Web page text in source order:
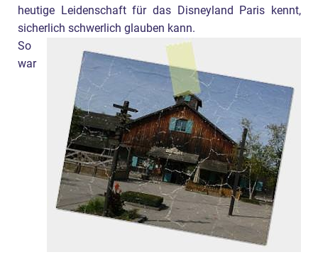
heutige Leidenschaft für das Disneyland Paris kennt,
sicherlich schwerlich glauben kann.
So
war